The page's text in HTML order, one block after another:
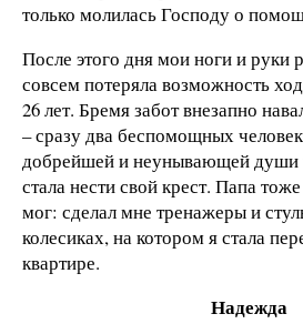
только молилась Господу о
После этого дня мои ноги и руки
совсем потеряла возможность
26 лет. Бремя забот внезапно
– сразу два беспомощных
добрейшей и неунывающей души
стала нести свой крест. Папа
мог: сделал мне тренажеры и
колесиках, на котором я стала
квартире.
Надежда